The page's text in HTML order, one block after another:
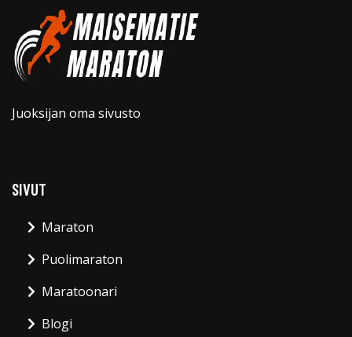
Juoksijan oma sivusto
SIVUT
Maraton
Puolimaraton
Maratoonari
Blogi